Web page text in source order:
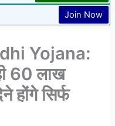
Join Now
Yojana:
60 लाख
होंगे सिर्फ